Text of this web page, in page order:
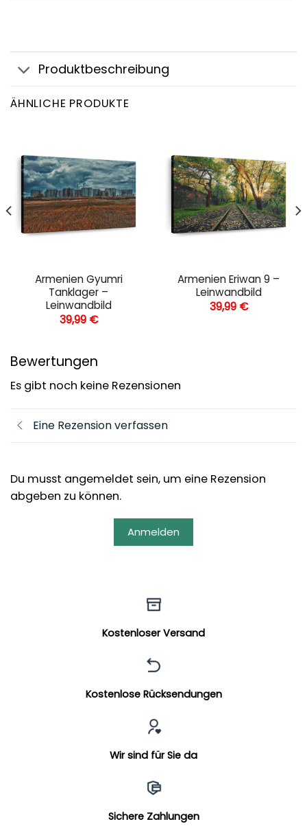
Produktbeschreibung
ÄHNLICHE PRODUKTE
Armenien Gyumri
Tanklager –
Leinwandbild
39,99 €
Armenien Eriwan 9 –
Leinwandbild
39,99 €
Bewertungen
Es gibt noch keine Rezensionen
Eine Rezension verfassen
Du musst angemeldet sein, um eine Rezension
abgeben zu können.
Anmelden
Kostenloser Versand
Kostenlose Rücksendungen
Wir sind für Sie da
Sichere Zahlungen